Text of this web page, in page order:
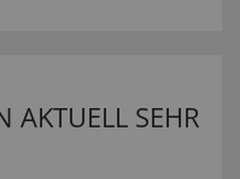
AKTUELL SEHR